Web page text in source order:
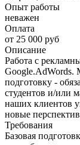
Опыт работы
неважен
Оплата
от 25 000 руб
Описание
Работа с
Google.AdWords.
подготовку -
студентов и/или
наших клиентов
новые
Требования
Базовая